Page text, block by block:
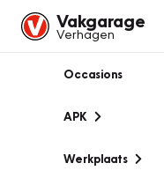
Vakgarage
Verhagen
Occasions
APK
Werkplaats